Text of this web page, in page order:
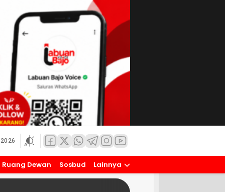
Ruang Dewan Sosbud Lainnya